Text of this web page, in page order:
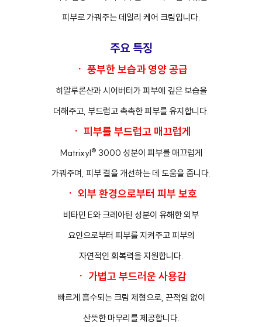
피부로 가꿔주는 데일리 케어 크림입니다.
주요 특징
ㆍ 풍부한 보습과 영양 공급
히알루론산과 시어버터가 피부에 깊은 보습을
더해주고, 부드럽고 촉촉한 피부를 유지합니다.
ㆍ 피부를 부드럽고 매끄럽게
Matrixyl® 3000 성분이 피부를 매끄럽게
가꿔주며, 피부 결을 개선하는 데 도움을 줍니다.
ㆍ 외부 환경으로부터 피부 보호
비타민 E와 크레아틴 성분이 유해한 외부
요인으로부터 피부를 지켜주고 피부의
자연적인 회복력을 지원합니다.
ㆍ 가볍고 부드러운 사용감
빠르게 흡수되는 크림 제형으로, 끈적임 없이
산뜻한 마무리를 제공합니다.